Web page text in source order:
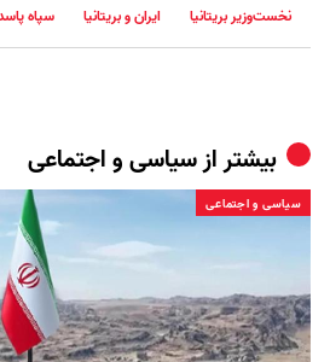
نخست‌وزیر بریتانیا
ایران و بریتانیا سپاه
بیشتر ازسیاسی و اجتماعی
سیاسی و اجتماعی